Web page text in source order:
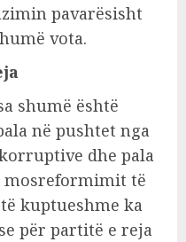
pavarësisht
vota.
shumë është
në pushtet nga
dhe pala
mosreformimit të
kuptueshme ka
për partitë e reja